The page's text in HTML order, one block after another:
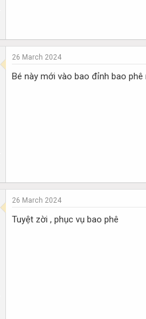
26 March 2024
Bé này mới vào bao đỉnh bao phê
26 March 2024
Tuyệt zời , phục vụ bao phê